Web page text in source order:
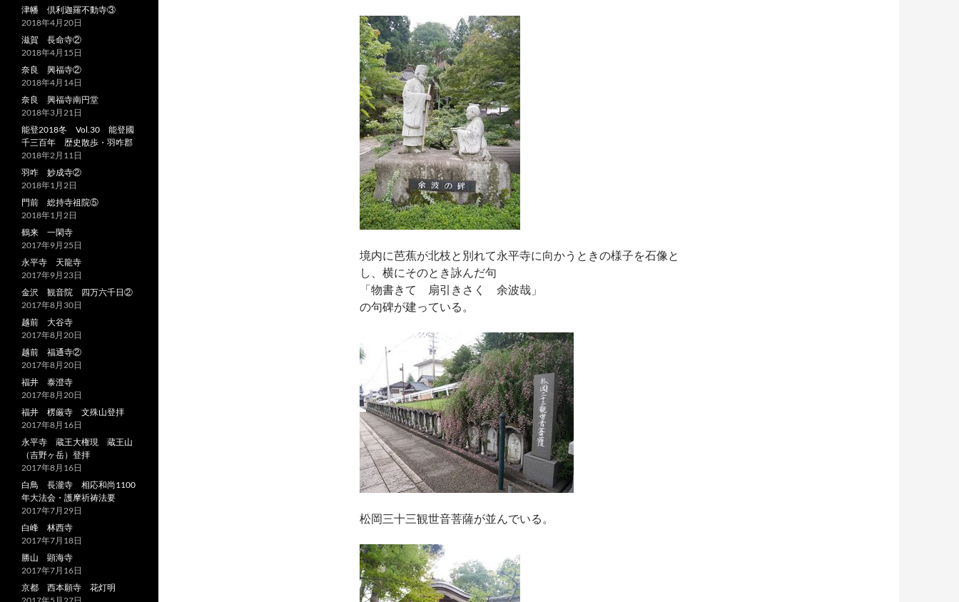
境内に芭蕉が北枝と別れて永平寺に向かうときの様子を石像と
し、横にそのとき詠んだ句
「物書きて 扇引きさく 余波哉」
の句碑が建っている。
松岡三十三観世音菩薩が並んでいる。
津幡 倶利迦羅不動寺③
2018年4月20日
滋賀 長命寺②
2018年4月15日
奈良 興福寺②
2018年4月14日
奈良 興福寺南円堂
2018年3月21日
能登2018冬 Vol.30 能登國
千三百年 歴史散歩・羽咋郡
2018年2月11日
羽咋 妙成寺②
2018年1月2日
門前 総持寺祖院⑤
2018年1月2日
鶴来 一閑寺
2017年9月25日
永平寺 天龍寺
2017年9月23日
金沢 観音院 四万六千日②
2017年8月30日
越前 大谷寺
2017年8月20日
越前 福通寺②
2017年8月20日
福井 泰澄寺
2017年8月20日
福井 楞厳寺 文殊山登拝
2017年8月16日
永平寺 蔵王大権現 蔵王山
（吉野ヶ岳）登拝
2017年8月16日
白鳥 長瀧寺 相応和尚1100
年大法会・護摩祈祷法要
2017年7月29日
白峰 林西寺
2017年7月18日
勝山 顕海寺
2017年7月16日
京都 西本願寺 花灯明